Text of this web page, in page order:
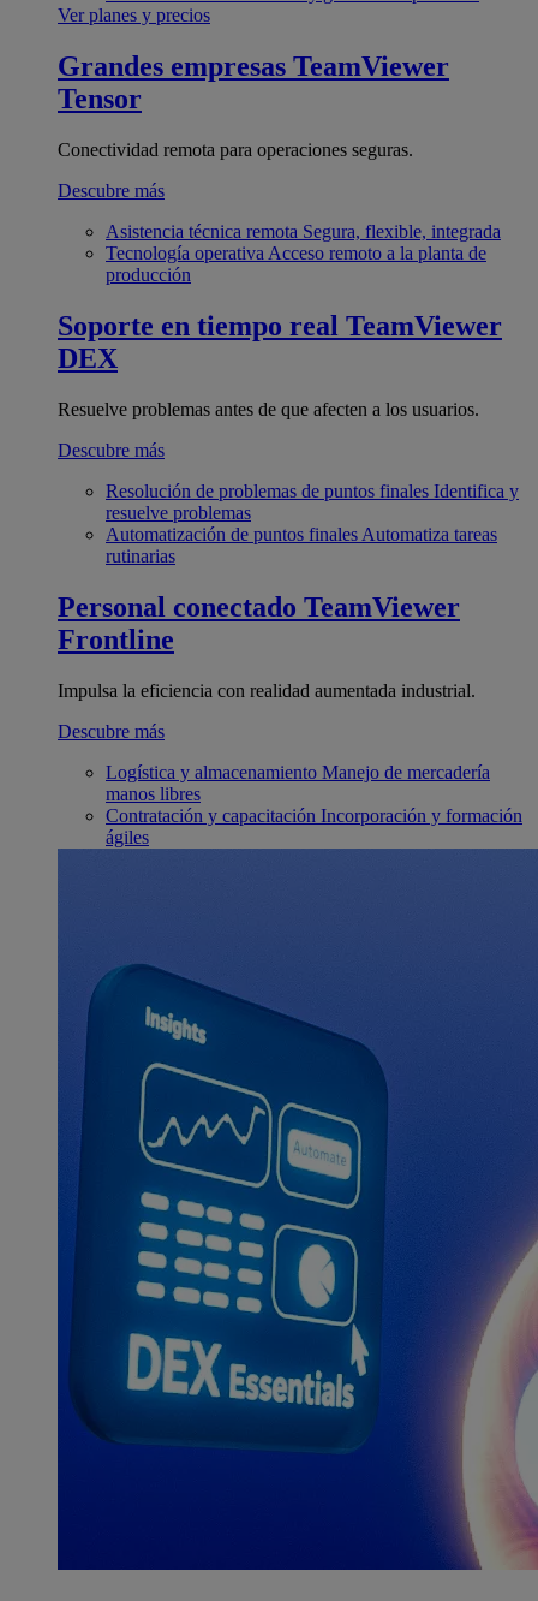
Ver planes y precios
Grandes empresas TeamViewer
Tensor
Conectividad remota para operaciones seguras.
Descubre más
Asistencia técnica remota Segura, flexible, integrada
Tecnología operativa Acceso remoto a la planta de
producción
Soporte en tiempo real TeamViewer
DEX
Resuelve problemas antes de que afecten a los usuarios.
Descubre más
Resolución de problemas de puntos finales Identifica y
resuelve problemas
Automatización de puntos finales Automatiza tareas
rutinarias
Personal conectado TeamViewer
Frontline
Impulsa la eficiencia con realidad aumentada industrial.
Descubre más
Logística y almacenamiento Manejo de mercadería
manos libres
Contratación y capacitación Incorporación y formación
ágiles